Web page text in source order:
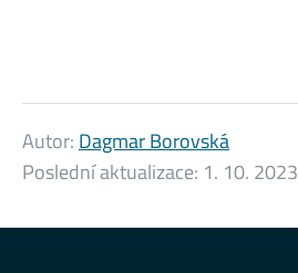
Autor: Dagmar Borovská
Poslední aktualizace: 1. 10. 2023